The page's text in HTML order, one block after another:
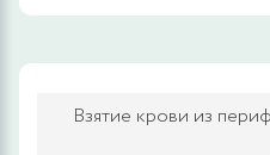
Взятие крови из